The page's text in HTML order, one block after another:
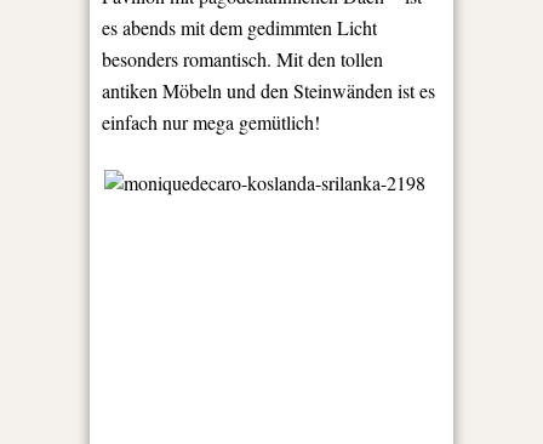
es abends mit dem gedimmten Licht
besonders romantisch. Mit den tollen
antiken Möbeln und den Steinwänden ist es
einfach nur mega gemütlich!